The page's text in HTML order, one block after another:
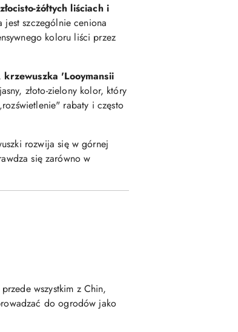
złocisto-żółtych liściach i
jest szczególnie ceniona
koloru liści przez
krzewuszka 'Looymansii
złoto-zielony kolor, który
rabaty i często
rozwija się w górnej
się zarówno w
wszystkim z Chin,
do ogrodów jako